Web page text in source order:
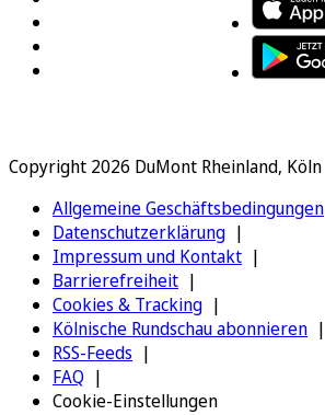
Copyright 2026 DuMont Rheinland, Köln
Allgemeine Geschäftsbedingungen
Datenschutzerklärung
Impressum und Kontakt
Barrierefreiheit
Cookies & Tracking
Kölnische Rundschau abonnieren
RSS-Feeds
FAQ
Cookie-Einstellungen